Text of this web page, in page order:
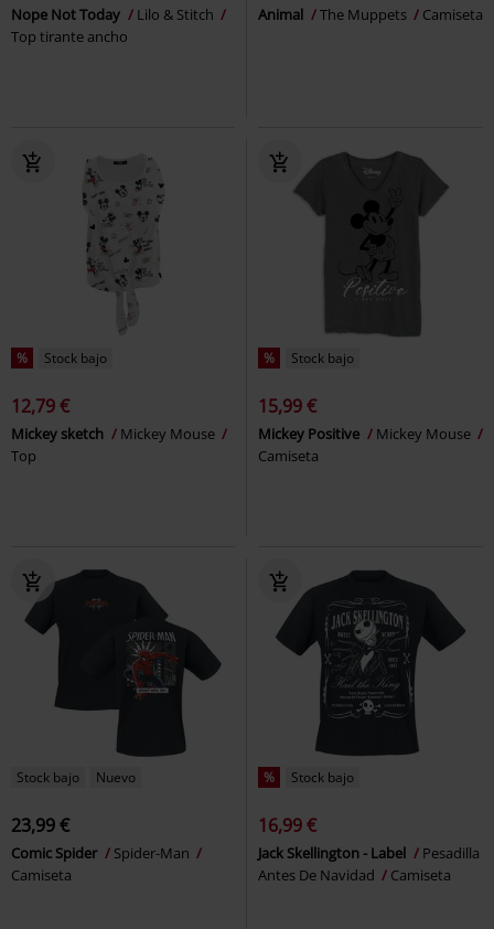
Nope Not Today
Lilo & Stitch
Top tirante ancho
Animal The Muppets Camiseta
% Stock bajo
12,79 €
Mickey sketch
Mickey Mouse
Top
% Stock bajo
15,99 €
Mickey Positive
Mickey Mouse
Camiseta
Stock bajo Nuevo
23,99 €
Comic Spider
Spider-Man
Camiseta
% Stock bajo
16,99 €
Jack Skellington - Label
Pesadilla
Antes De Navidad
Camiseta